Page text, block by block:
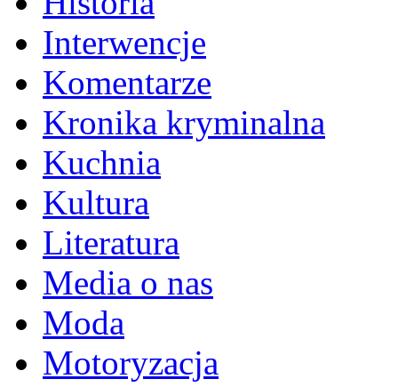
Interwencje
Komentarze
Kronika kryminalna
Kuchnia
Kultura
Literatura
Media o nas
Moda
Motoryzacja